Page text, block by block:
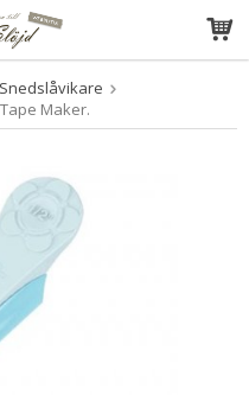
i varukorgen
Snedslåvikare
Maker.